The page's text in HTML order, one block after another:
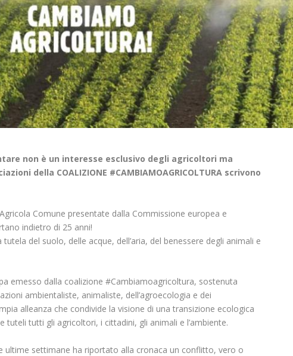
non è un interesse esclusivo degli agricoltori ma
della COALIZIONE #CAMBIAMOAGRICOLTURA scrivono
Comune presentate dalla Commissione europea e
indietro di 25 anni!
del suolo, delle acque, dell’aria, del benessere degli animali e
emesso dalla coalizione #Cambiamoagricoltura, sostenuta
ambientaliste, animaliste, dell’agroecologia e dei
alleanza che condivide la visione di una transizione ecologica
tuteli tutti gli agricoltori, i cittadini, gli animali e l’ambiente.
ultime settimane ha riportato alla cronaca un conflitto, vero o